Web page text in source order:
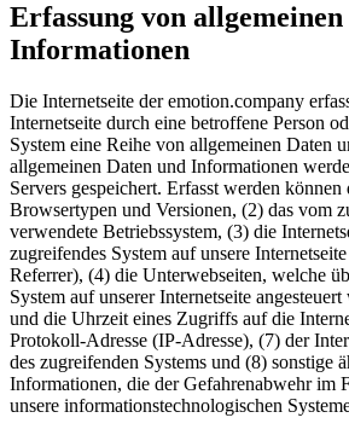
Erfassung von
Informationen
Die Internetseite der emotion.company
Internetseite durch eine betroffene Person
System eine Reihe von allgemeinen Daten
allgemeinen Daten und Informationen
Servers gespeichert. Erfasst werden
Browsertypen und Versionen, (2) das vom
verwendete Betriebssystem, (3) die
zugreifendes System auf unsere
Referrer), (4) die Unterwebseiten, welche
System auf unserer Internetseite
und die Uhrzeit eines Zugriffs auf die
Protokoll-Adresse (IP-Adresse), (7) der
des zugreifenden Systems und (8) sonstige
Informationen, die der Gefahrenabwehr im
unsere informationstechnologischen